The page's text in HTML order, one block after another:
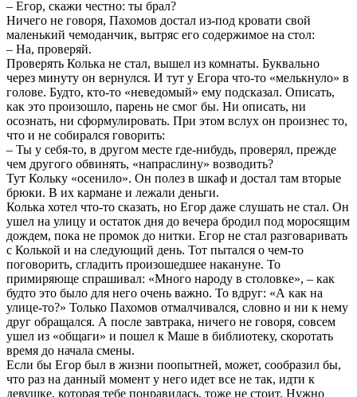
– Егор, скажи честно: ты брал?
Ничего не говоря, Пахомов достал из-под кровати свой
маленький чемоданчик, вытряс его содержимое на стол:
– На, проверяй.
Проверять Колька не стал, вышел из комнаты. Буквально
через минуту он вернулся. И тут у Егора что-то «мелькнуло» в
голове. Будто, кто-то «неведомый» ему подсказал. Описать,
как это произошло, парень не смог бы. Ни описать, ни
осознать, ни сформулировать. При этом вслух он произнес то,
что и не собирался говорить:
– Ты у себя-то, в другом месте где-нибудь, проверял, прежде
чем другого обвинять, «напраслину» возводить?
Тут Кольку «осенило». Он полез в шкаф и достал там вторые
брюки. В их кармане и лежали деньги.
Колька хотел что-то сказать, но Егор даже слушать не стал. Он
ушел на улицу и остаток дня до вечера бродил под моросящим
дождем, пока не промок до нитки. Егор не стал разговаривать
с Колькой и на следующий день. Тот пытался о чем-то
поговорить, сгладить произошедшее накануне. То
примиряюще спрашивал: «Много народу в столовке», – как
будто это было для него очень важно. То вдруг: «А как на
улице-то?» Только Пахомов отмалчивался, словно и ни к нему
друг обращался. А после завтрака, ничего не говоря, совсем
ушел из «общаги» и пошел к Маше в библиотеку, скоротать
время до начала смены.
Если бы Егор был в жизни поопытней, может, сообразил бы,
что раз на данный момент у него идет все не так, идти к
девушке, которая тебе понравилась, тоже не стоит. Нужно